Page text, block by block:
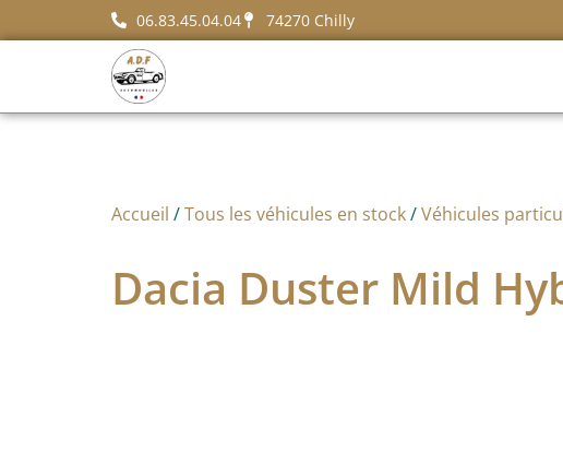
06.83.45.04.04 74270 Chilly
Accueil /Tous les véhicules en stock/Véhicules
Dacia Duster Mild